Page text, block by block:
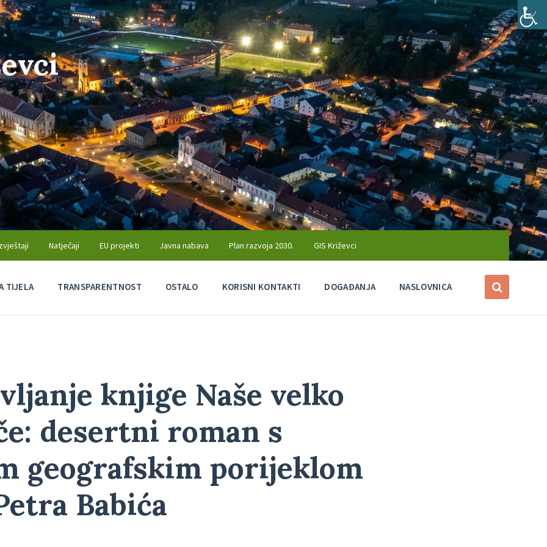
Natječaji EU projekti Javna nabava Plan razvoja 2030. GIS Križevci
TIJELA TRANSPARENTNOST OSTALO KORISNI KONTAKTI DOGAĐANJA NASLOVNICA
knjige Naše velko
desertni roman s
geografskim porijeklom
Babića